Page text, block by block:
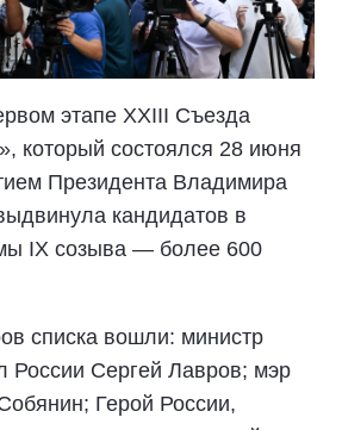
этапе XXIII Съезда
который состоялся 28 июня
Президента Владимира
кандидатов в
IX созыва — более 600
списка вошли: министр
России Сергей Лавров; мэр
Герой России,